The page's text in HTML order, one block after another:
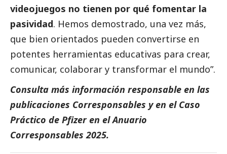
videojuegos no tienen por qué fomentar la
pasividad. Hemos demostrado, una vez más,
que bien orientados pueden convertirse en
potentes herramientas educativas para crear,
comunicar, colaborar y transformar el mundo”.
Consulta más información responsable en las
publicaciones Corresponsables y en el Caso
Práctico de Pfizeren elAnuario
Corresponsables 2025.